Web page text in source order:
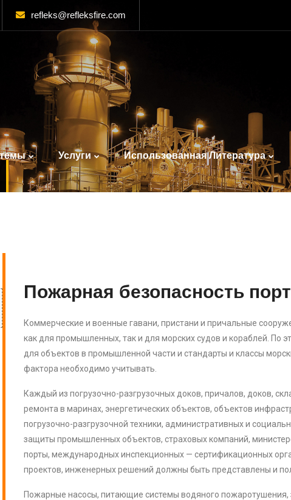
refleks@refleksfire.com
Услуги Использованная Литература
Пожарная безопасность
Коммерческие и военные гавани, пристани и причальные
как для промышленных, так и для морских судов и кораблей. По
для объектов в промышленной части и стандарты и классы
фактора необходимо учитывать.
Каждый из погрузочно-разгрузочных доков, причалов, доков,
ремонта в маринах, энергетических объектов, объектов
погрузочно-разгрузочной техники, административных и
защиты промышленных объектов, страховых компаний,
порты, международных инспекционных — сертификационных
проектов, инженерных решений должны быть представлены и
Пожарные насосы, питающие системы водяного